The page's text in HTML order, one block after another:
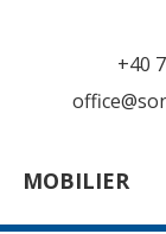
+40
MOBILIER